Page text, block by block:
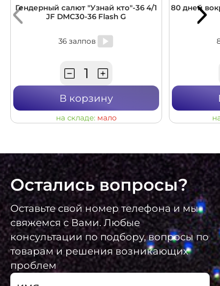
Гендерный салют "Узнай кто"-36 4/1
JF DMC30-36 Flash G
36 залпов
В корзину
на складе: мало
80 дней
Остались вопросы?
Оставьте свой номер телефона и мы
свяжемся с Вами. Любые
консультации по подбору, вопросы по
товарам и решения возникающих
проблем